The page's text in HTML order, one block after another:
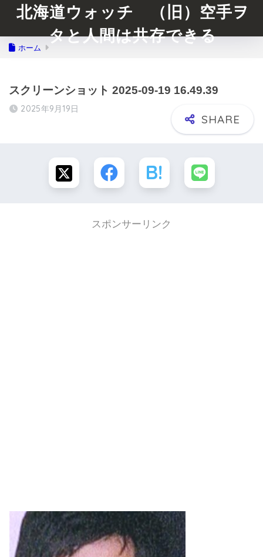
北海道ウォッチ （旧）空手ヲ
タと人間は共存できる
ホーム
スクリーンショット 2025-09-19 16.49.39
2025年9月19日
スポンサーリンク